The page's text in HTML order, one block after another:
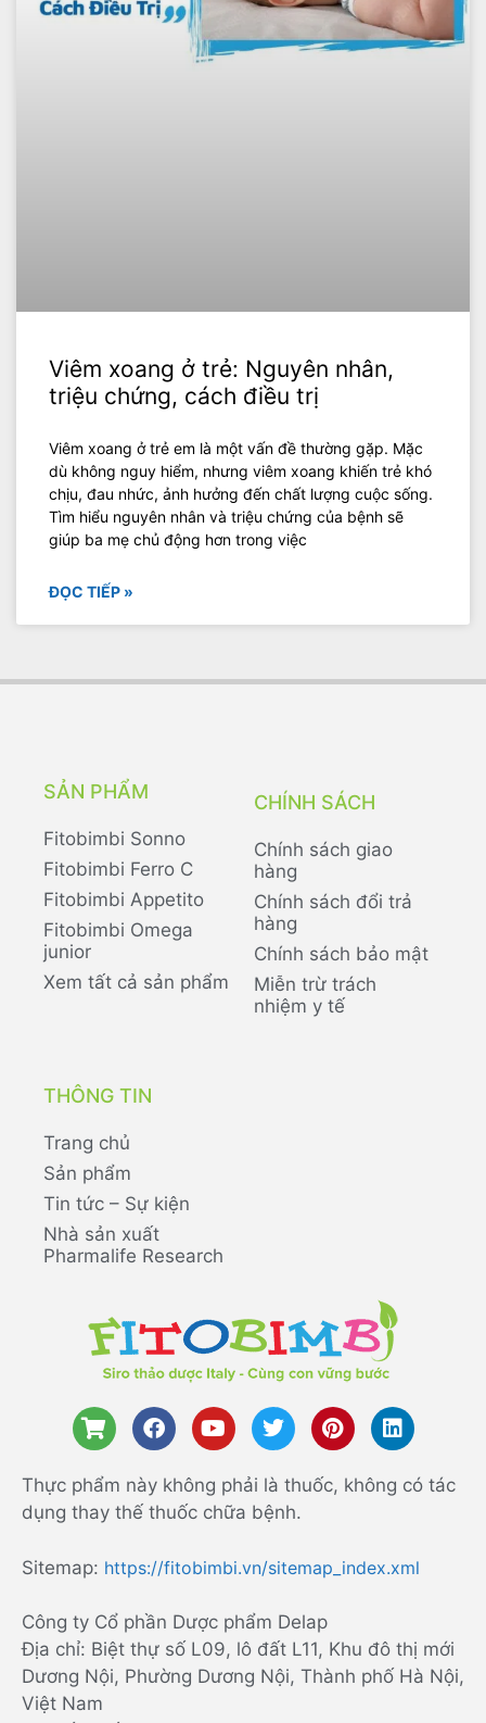
Viêm xoang ở trẻ: Nguyên nhân,
triệu chứng, cách điều trị
Viêm xoang ở trẻ em là một vấn đề thường gặp. Mặc
dù không nguy hiểm, nhưng viêm xoang khiến trẻ khó
chịu, đau nhức, ảnh hưởng đến chất lượng cuộc sống.
Tìm hiểu nguyên nhân và triệu chứng của bệnh sẽ
giúp ba mẹ chủ động hơn trong việc
ĐỌC TIẾP »
SẢN PHẨM
Fitobimbi Sonno
Fitobimbi Ferro C
Fitobimbi Appetito
Fitobimbi Omega
junior
Xem tất cả sản phẩm
CHÍNH SÁCH
Chính sách giao
hàng
Chính sách đổi trả
hàng
Chính sách bảo mật
Miễn trừ trách
nhiệm y tế
THÔNG TIN
Trang chủ
Sản phẩm
Tin tức – Sự kiện
Nhà sản xuất
Pharmalife Research
Thực phẩm này không phải là thuốc, không có tác
dụng thay thế thuốc chữa bệnh.
Sitemap: https://fitobimbi.vn/sitemap_index.xml
Công ty Cổ phần Dược phẩm Delap
Địa chỉ: Biệt thự số L09, lô đất L11, Khu đô thị mới
Dương Nội, Phường Dương Nội, Thành phố Hà Nội,
Việt Nam